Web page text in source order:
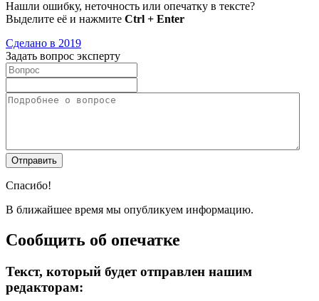
Нашли ошибку, неточность или опечатку в тексте?
Выделите её и нажмите Ctrl + Enter
Сделано в 2019
Задать вопрос эксперту
Спасибо!
В ближайшее время мы опубликуем информацию.
Сообщить об опечатке
Текст, который будет отправлен нашим
редакторам: